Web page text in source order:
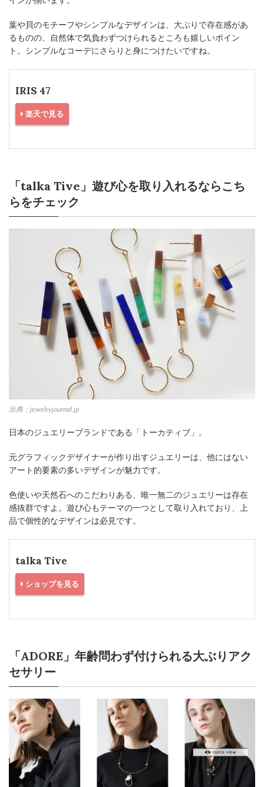
葉や貝のモチーフやシンプルなデザインは、大ぶりで存在感があ
るものの、自然体で気負わずつけられるところも嬉しいポイン
ト。シンプルなコーデにさらりと身につけたいですね。
IRIS 47
楽天で見る
「talka Tive」遊び心を取り入れるならこち
らをチェック
出典：jewelryjournal.jp
日本のジュエリーブランドである「トーカティブ」。
元グラフィックデザイナーが作り出すジュエリーは、他にはない
アート的要素の多いデザインが魅力です。
色使いや天然石へのこだわりある、唯一無二のジュエリーは存在
感抜群ですよ。遊び心もテーマの一つとして取り入れており、上
品で個性的なデザインは必見です。
talka Tive
ショップを見る
「ADORE」年齢問わず付けられる大ぶりアク
セサリー